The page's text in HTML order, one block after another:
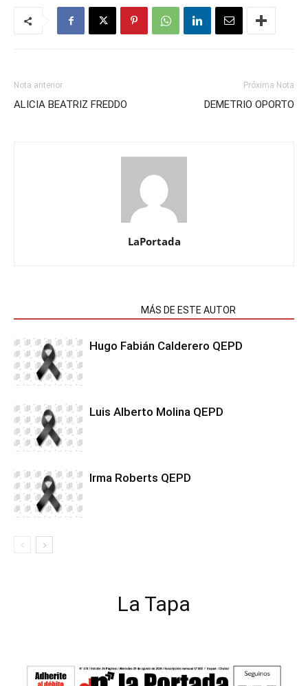
Nota anterior
ALICIA BEATRIZ FREDDO
Próxima Nota
DEMETRIO OPORTO
LaPortada
MÁS DE ESTE AUTOR
Hugo Fabián Calderero QEPD
Luis Alberto Molina QEPD
Irma Roberts QEPD
La Tapa